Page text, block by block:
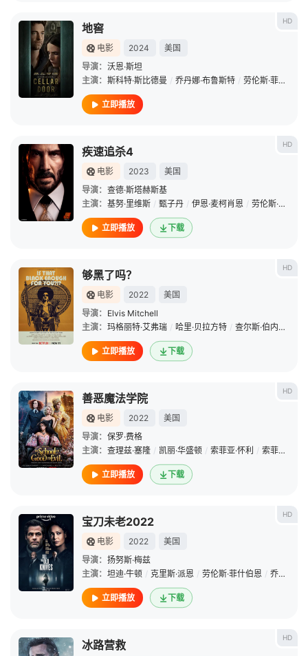
HD
地窖
电影 2024
美国
导演： 沃恩·斯坦
主演： 斯科特·斯比德曼 / 乔丹娜·布鲁斯特 / 劳伦斯·菲什伯恩
立即播放
HD
疾速追杀4
电影 2023
美国
导演： 查德·斯塔赫斯基
主演： 基努·里维斯 / 甄子丹 / 伊恩·麦柯肖恩 / 劳伦斯·菲什伯恩
立即播放 下载
HD
够黑了吗？
电影 2022
美国
导演： Elvis Mitchell
主演： 玛格丽特·艾弗瑞 / 哈里·贝拉方特 / 查尔斯·伯内特
立即播放 下载
HD
善恶魔法学院
电影 2022
美国
导演： 保罗·费格
主演： 查理兹·塞隆 / 凯丽·华盛顿 / 索菲亚·怀利 / 索菲娅·安妮·卡鲁索
立即播放 下载
HD
宝刀未老2022
电影 2022
美国
导演： 扬努斯·梅兹
主演： 坦迪·牛顿 / 克里斯·派恩 / 劳伦斯·菲什伯恩 / 乔纳森·普雷斯
立即播放 下载
HD
冰路营救